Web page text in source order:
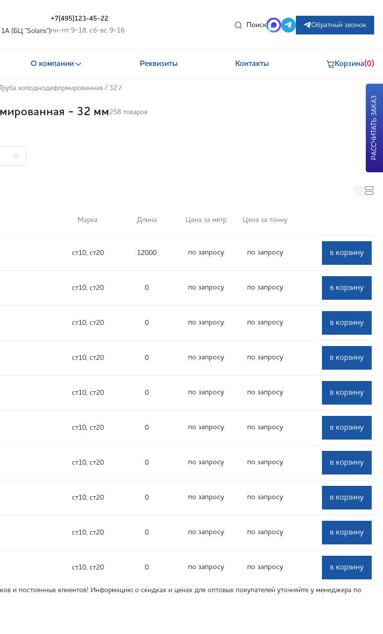
1А (БЦ "Solaris")
+7(495)123-45-22
пн-пт 9-18, сб-вс 9-16
Поиск Обратный звонок
О компании Реквизиты Контакты Корзина(0)
Труба холоднодеформированная / 32 /
- 32 мм 258 товаров
Марка Длина Цена за метр Цена за тонну
ст10, ст20 12000 по запросу по запросу в корзину
ст10, ст20 0 по запросу по запросу в корзину
ст10, ст20 0 по запросу по запросу в корзину
ст10, ст20 0 по запросу по запросу в корзину
ст10, ст20 0 по запросу по запросу в корзину
ст10, ст20 0 по запросу по запросу в корзину
ст10, ст20 0 по запросу по запросу в корзину
ст10, ст20 0 по запросу по запросу в корзину
ст10, ст20 0 по запросу по запросу в корзину
ст10, ст20 0 по запросу по запросу в корзину
и постоянных клиентов! Информацию о скидках и ценах для оптовых покупателей уточняйте у менеджера по
РАССЧИТАТЬ ЗАКАЗ